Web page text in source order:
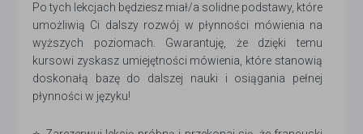
Po tych lekcjach będziesz miał/a solidne podstawy, które
umożliwią Ci dalszy rozwój w płynności mówienia na
wyższych poziomach. Gwarantuję, że dzięki temu
kursowi zyskasz umiejętności mówienia, które stanowią
doskonałą bazę do dalszej nauki i osiągania pełnej
płynności w języku!